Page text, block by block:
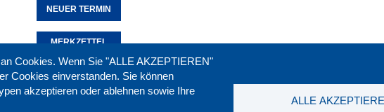
NEUER TERMIN
MERKZETTEL
Cookies. Wenn Sie "ALLE AKZEPTIEREN"
Cookies einverstanden. Sie können
akzeptieren oder ablehnen sowie Ihre
ALLE
Diese Seite empfehlen: drucken: